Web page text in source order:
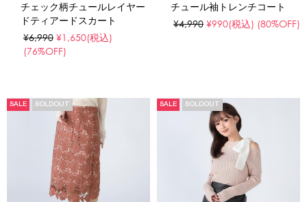
チェック柄チュールレイヤー
ドティアードスカート
¥6,990 ¥1,650(税込)
(76%OFF)
チュール袖トレンチコート
¥4,990 ¥990(税込) (80%OFF)
SALE SOLDOUT SALE SOLDOUT